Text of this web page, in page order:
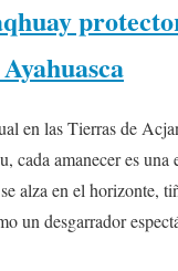
en las Tierras de
cada amanecer es
alza en el horizonte,
un desgarrador